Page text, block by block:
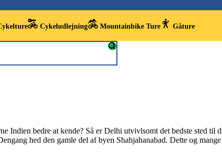
Cykeludlejning Mountainbike Ture Gåture
Indien bedre at kende? Så er Delhi utvivlsomt det bedste sted
hed den gamle del af byen Shahjahanabad. Dette og